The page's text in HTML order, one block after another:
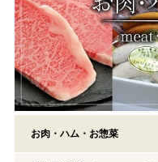
お肉・ハム・お惣菜